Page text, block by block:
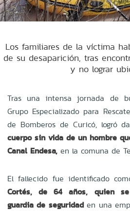
Los familiares de la víctima
de su desaparición, tras
y no lograr
Tras una intensa jornada de
Grupo Especializado para
de Bomberos de Curicó, logró
cuerpo sin vida de un hombre
Canal Endesa, en la comuna de
El fallecido fue identificado
Cortés, de 64 años, quien se
guardia de seguridaden una